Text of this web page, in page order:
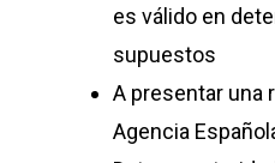
es válido en
supuestos
A presentar una
Agencia